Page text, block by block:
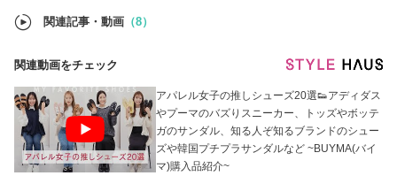
指しております。
いつでもお気軽にお問い合わせくださいませ(^^)/
関連記事・動画 （8）
関連動画をチェック
アパレル女子の推しシューズ20選👟アディダス
やプーマのバズりスニーカー、トッズやボッテ
ガのサンダル、知る人ぞ知るブランドのシュー
ズや韓国プチプラサンダルなど ~BUYMA(バイ
マ)購入品紹介~